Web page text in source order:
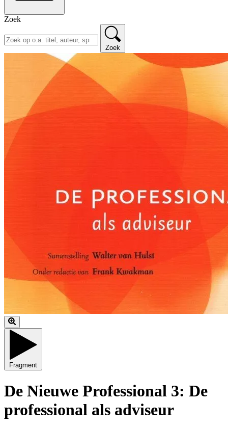
Zoek
Zoek
Fragment
De Nieuwe Professional 3: De
professional als adviseur